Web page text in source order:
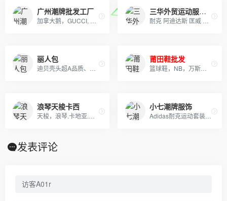
广州潮牌批发工厂 三华外贸运动服饰批发
丽人包 莆田鞋批发
浪琴天梭卡西 小七潮牌服饰
发表评论